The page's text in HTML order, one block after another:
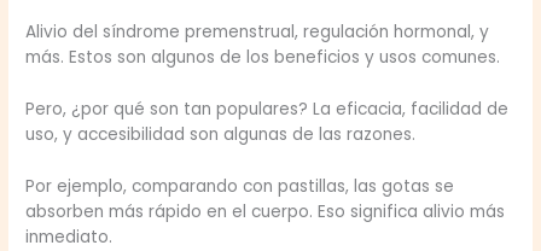
Alivio del síndrome premenstrual, regulación hormonal, y
más. Estos son algunos de los beneficios y usos comunes.
Pero, ¿por qué son tan populares? La eficacia, facilidad de
uso, y accesibilidad son algunas de las razones.
Por ejemplo, comparando con pastillas, las gotas se
absorben más rápido en el cuerpo. Eso significa alivio más
inmediato.